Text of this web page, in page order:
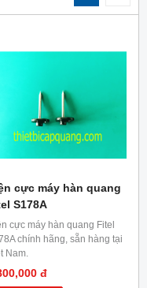
cực máy hàn quang
S178A
cực máy hàn quang Fitel
chính hãng, sẵn hàng tại
Nam.
đ